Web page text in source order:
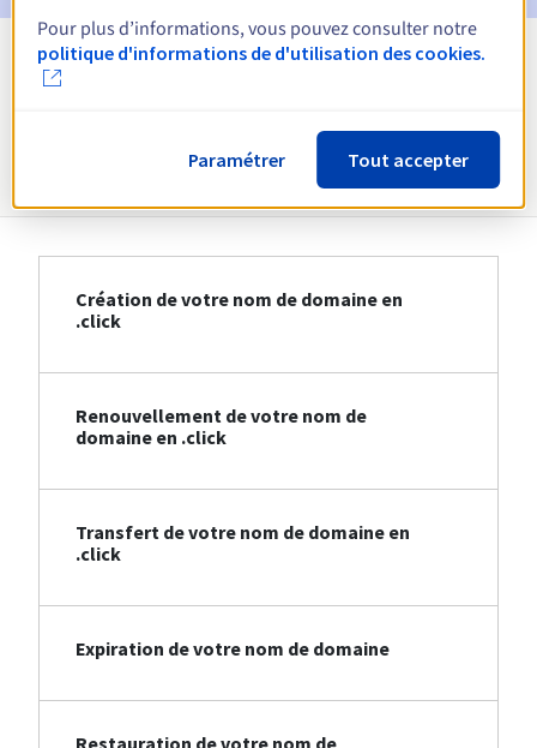
Informations sur le .click
Création de votre nom de domaine en
.click
Renouvellement de votre nom de
domaine en .click
Transfert de votre nom de domaine en
.click
Expiration de votre nom de domaine
Pour plus d’informations, vous pouvez consulter notre
politique d'informations de d'utilisation des cookies.
Paramétrer Tout accepter